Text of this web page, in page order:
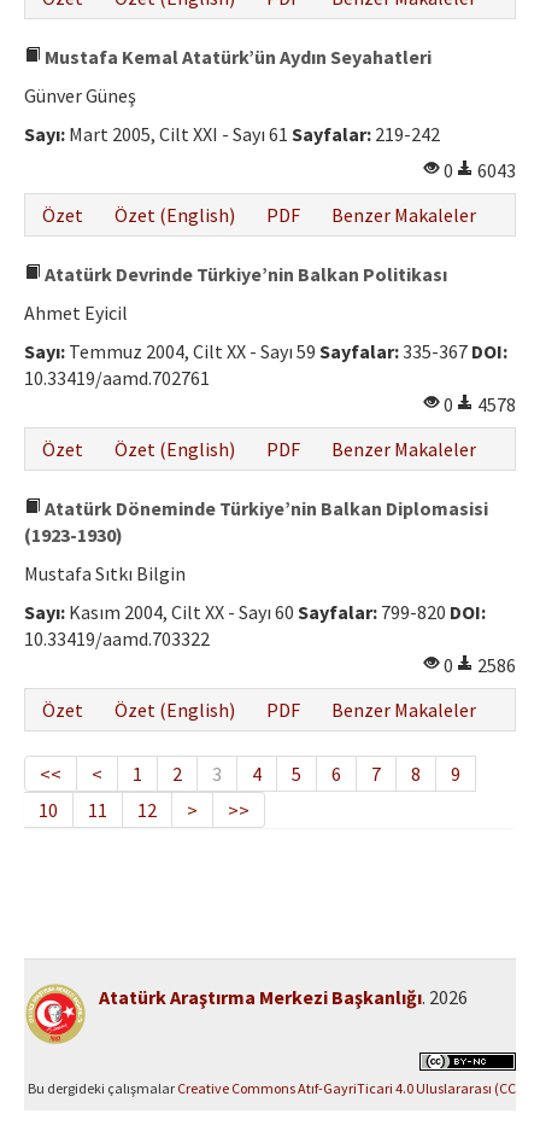
Mustafa Kemal Atatürk’ün Aydın Seyahatleri
Günver Güneş
Sayı: Mart 2005, Cilt XXI - Sayı 61 Sayfalar: 219-242
0
6043
Özet
Özet (English) PDF Benzer Makaleler
Atatürk Devrinde Türkiye’nin Balkan Politikası
Ahmet Eyicil
Sayı: Temmuz 2004, Cilt XX - Sayı 59 Sayfalar:335-367 DOI:
10.33419/aamd.702761
0
4578
Özet
Özet (English) PDF Benzer Makaleler
Atatürk Döneminde Türkiye’nin Balkan Diplomasisi
(1923-1930)
Mustafa Sıtkı Bilgin
Sayı: Kasım 2004, Cilt XX - Sayı 60 Sayfalar: 799-820 DOI:
10.33419/aamd.703322
0
2586
Özet
Özet (English) PDF Benzer Makaleler
<< < 1 2 3 4 5 6 7 8
9
10
11 12 > >>
Atatürk Araştırma Merkezi Başkanlığı. 2026
Bu dergideki çalışmalar Creative Commons Atıf-GayriTicari 4.0 Uluslararası (CC